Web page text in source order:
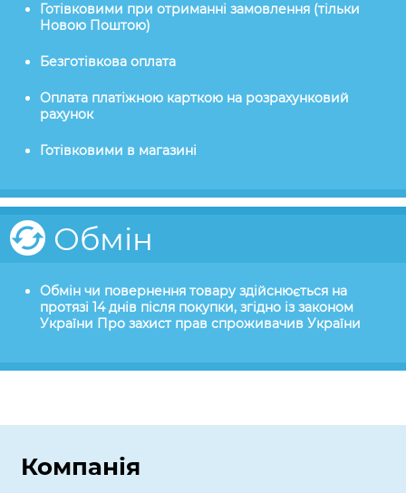
Готівковими при отриманні замовлення (тільки
Новою Поштою)
Безготівкова оплата
Оплата платіжною карткою на розрахунковий
рахунок
Готівковими в магазині
Обмін
Обмін чи повернення товару здійснюється на
протязі 14 днів після покупки, згідно із законом
України Про захист прав спроживачив України
Компанія